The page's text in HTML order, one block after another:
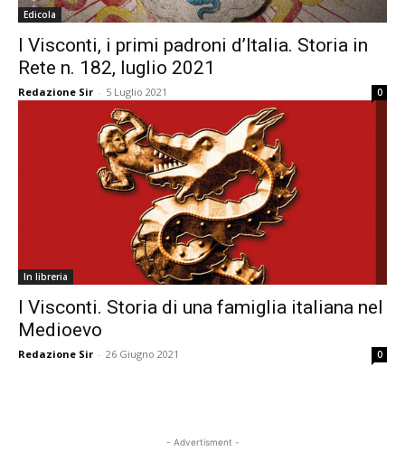
Edicola
I Visconti, i primi padroni d’Italia. Storia in
Rete n. 182, luglio 2021
Redazione Sir - 5 Luglio 2021 0
In libreria
I Visconti. Storia di una famiglia italiana nel
Medioevo
Redazione Sir - 26 Giugno 2021 0
- Advertisment -